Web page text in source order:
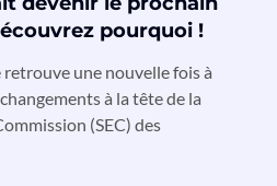
pourquoi !
une nouvelle fois à
à la tête de la
(SEC) des